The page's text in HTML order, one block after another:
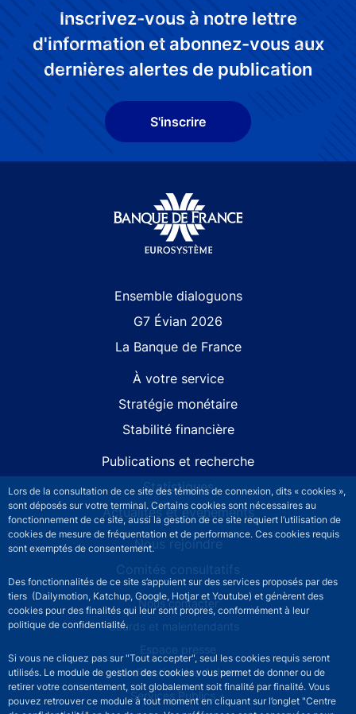
Lors de la consultation de ce site des témoins de connexion, dits « cookies »,
sont déposés sur votre terminal. Certains cookies sont nécessaires au
fonctionnement de ce site, aussi la gestion de ce site requiert l’utilisation de
cookies de mesure de fréquentation et de performance. Ces cookies requis
sont exemptés de consentement.
Des fonctionnalités de ce site s’appuient sur des services proposés par des
tiers (Dailymotion, Katchup, Google, Hotjar et Youtube) et génèrent des
cookies pour des finalités qui leur sont propres, conformément à leur
politique de confidentialité.
Si vous ne cliquez pas sur "Tout accepter", seul les cookies requis seront
utilisés. Le module de gestion des cookies vous permet de donner ou de
retirer votre consentement, soit globalement soit finalité par finalité. Vous
pouvez retrouver ce module à tout moment en cliquant sur l’onglet "Centre
Inscrivez-vous à notre lettre
d'information et abonnez-vous aux
dernières alertes de publication
S'inscrire
Ensemble dialoguons
G7 Évian 2026
La Banque de France
À votre service
Stratégie monétaire
Stabilité financière
Publications et recherche
Statistiques
Actualités et événements
Nous rejoindre
Comités consultatifs
Footer secondary menuNous contacter
Sourds et malentendants
Espace presse
La direction des Achats
Services Publics +